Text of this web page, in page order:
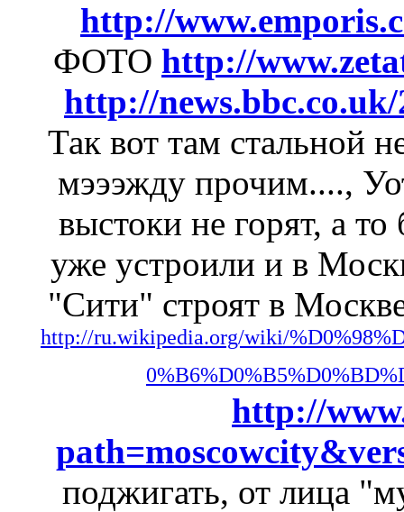
http://
ФОТО http://
http://
Так вот там стальной
мэээжду прочим....,
выстоки не горят, а
уже устроили и в
"Сити" строят в
http://ru.wikipedia.org/wiki/
http://
поджигать, от лица